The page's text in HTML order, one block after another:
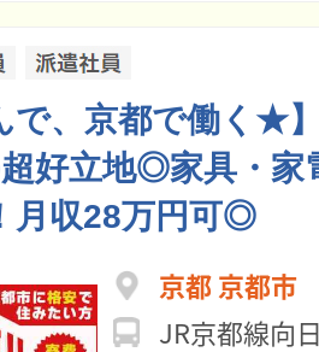
で、京都で働く★
好立地◎家具・家
月収28万円可◎
京都 京都市
JR京都線向